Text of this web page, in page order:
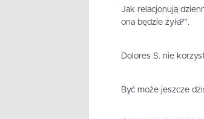
Jak relacjonują
ona będzie żyła?”.
Dolores S. nie
Być może jeszcze